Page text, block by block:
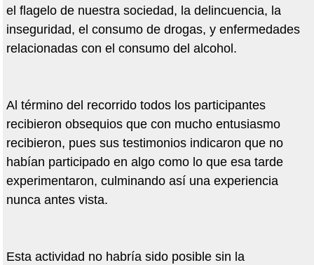
el flagelo de nuestra sociedad, la delincuencia, la
inseguridad, el consumo de drogas, y enfermedades
relacionadas con el consumo del alcohol.
Al término del recorrido todos los participantes
recibieron obsequios que con mucho entusiasmo
recibieron, pues sus testimonios indicaron que no
habían participado en algo como lo que esa tarde
experimentaron, culminando así una experiencia
nunca antes vista.
Esta actividad no habría sido posible sin la